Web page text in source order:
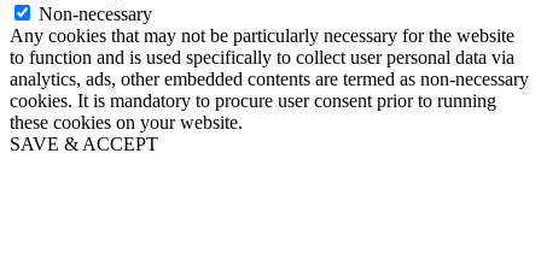
Non-necessary
Any cookies that may not be particularly necessary for the website
to function and is used specifically to collect user personal data via
analytics, ads, other embedded contents are termed as non-necessary
cookies. It is mandatory to procure user consent prior to running
these cookies on your website.
SAVE & ACCEPT